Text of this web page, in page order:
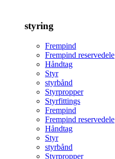
styring
Frempind
Frempind reservedele
Håndtag
Styr
styrbånd
Styrpropper
Styrfittings
Frempind
Frempind reservedele
Håndtag
Styr
styrbånd
Styrpropper